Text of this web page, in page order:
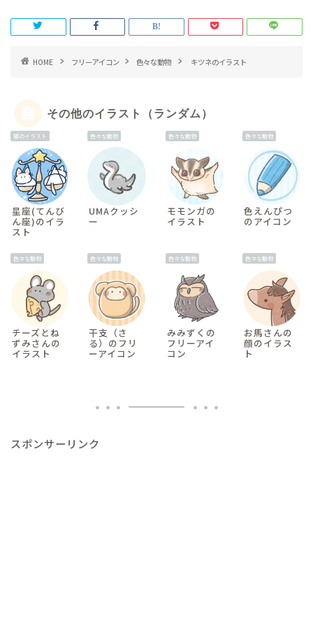
HOME フリーアイコン 色々な動物 キツネのイラスト
その他のイラスト（ランダム）
猫のイラスト
星座(てんび
ん座)のイラ
スト
色々な動物
UMAクッシ
ー
色々な動物
モモンガの
イラスト
色々な動物
色えんぴつ
のアイコン
色々な動物
チーズとね
ずみさんの
イラスト
色々な動物
干支（さ
る）のフリ
ーアイコン
色々な動物
みみずくの
フリーアイ
コン
色々な動物
お馬さんの
顔のイラス
ト
スポンサーリンク